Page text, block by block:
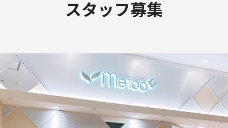
スタッフ募集